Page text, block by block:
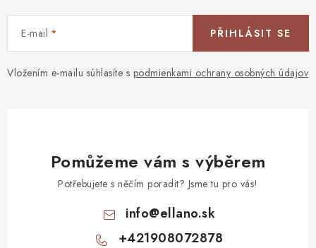
E-mail
Vložením e-mailu súhlasíte s podmienkami ochrany osobných údajov
PŘIHLÁSIT SE
Pomůžeme vám s výběrem
Potřebujete s něčím poradit? Jsme tu pro vás!
info@ellano.sk
+421908072878